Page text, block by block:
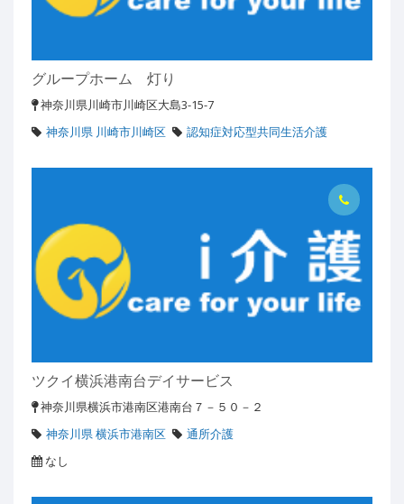
グループホーム 灯り
神奈川県川崎市川崎区大島3-15-7
神奈川県 川崎市川崎区
認知症対応型共同生活介護
ツクイ横浜港南台デイサービス
神奈川県横浜市港南区港南台７－５０－２
神奈川県 横浜市港南区
通所介護
なし